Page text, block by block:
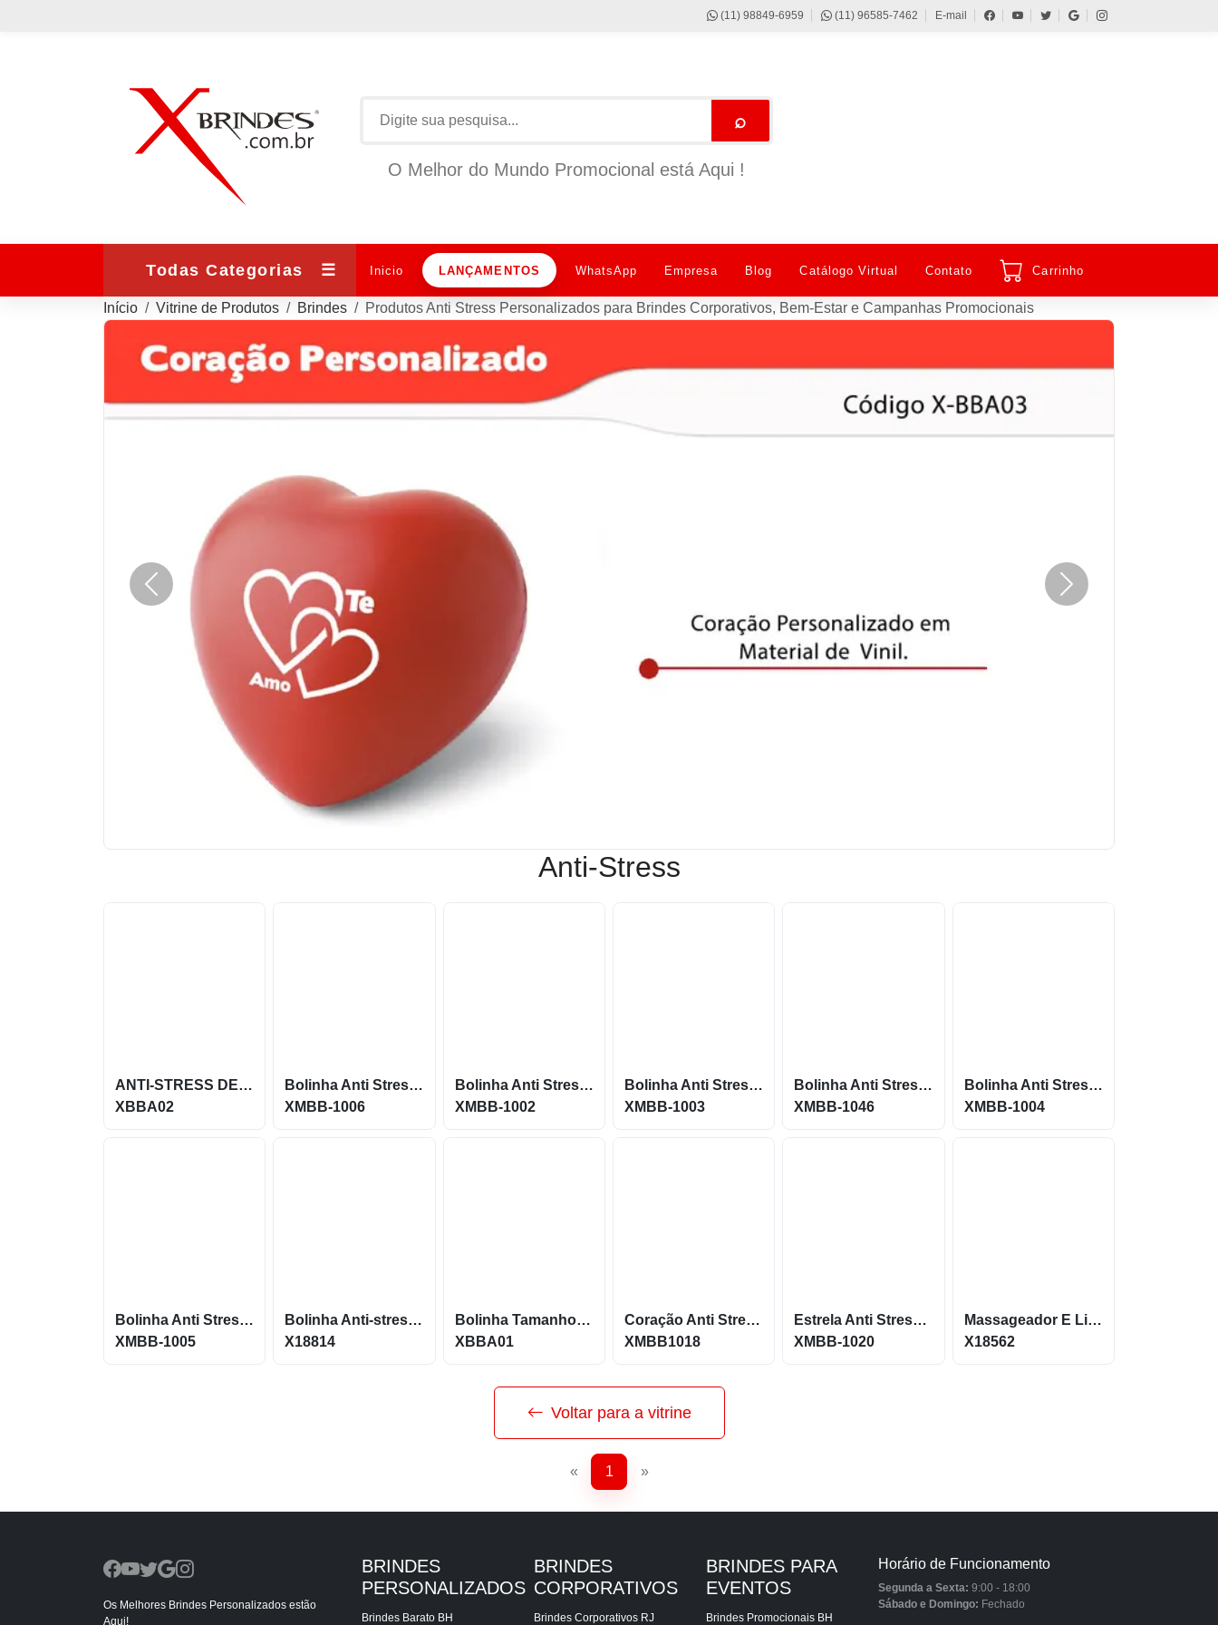
(11) 98849-6959 (11) 96585-7462 E-mail
⌕
O Melhor do Mundo Promocional está Aqui !
Todas Categorias ☰ Inicio LANÇAMENTOS WhatsApp Empresa Blog Catálogo Virtual Contato Carrinho
Início Vitrine de Produtos Brindes Produtos Anti Stress Personalizados para Brindes Corporativos, Bem-Estar e Campanhas Promocionais
Anterior Próximo
Anti-Stress
ANTI-STRESS DE VINIL EM FORMATO DE AVIÃO XBBA02
XBBA02
Bolinha Anti Stress em Vinil Oca Cravinho XMBB-1006
XMBB-1006
Bolinha Anti Stress Vinil Oca com Pintura Baseball XMBB-1002
XMBB-1002
Bolinha Anti Stress Vinil Oca com Pintura Basquete XMBB-1003
XMBB-1003
Bolinha Anti Stress Vinil Oca com Pintura Futebol XMBB-1046
XMBB-1046
Bolinha Anti Stress Vinil Oca com Pintura Tênis XMBB-1004
XMBB-1004
Bolinha Anti Stress Vinil Oca com Pintura Vôlei XMBB-1005
XMBB-1005
Bolinha Anti-stress de Tamanho P Fabricada em PU X18814
X18814
Bolinha Tamanho P Anti-Stress Personalizada XBBA01
XBBA01
Coração Anti Stress Vinil Oco Personalizado XMBB-1018
XMBB1018
Estrela Anti Stress Vinil Oca Personalizada XMBB-1020
XMBB-1020
Massageador E Limpador Facial Em Silicone Elétrico X18562
X18562
Voltar para a vitrine
« 1 »
Os Melhores Brindes Personalizados estão
Aqui!
BRINDES
PERSONALIZADOS
Brindes Barato BH
BRINDES
CORPORATIVOS
Brindes Corporativos RJ
BRINDES PARA
EVENTOS
Brindes Promocionais BH
Horário de Funcionamento
Segunda a Sexta: 9:00 - 18:00
Sábado e Domingo: Fechado